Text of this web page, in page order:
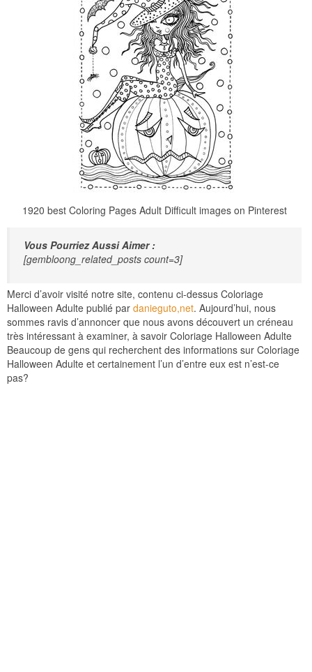
1920 best Coloring Pages Adult Difficult images on Pinterest
Vous Pourriez Aussi Aimer :
[gembloong_related_posts count=3]
Merci d’avoir visité notre site, contenu ci-dessus Coloriage
Halloween Adulte publié par danieguto,net. Aujourd’hui, nous
sommes ravis d’annoncer que nous avons découvert un créneau
très intéressant à examiner, à savoir Coloriage Halloween Adulte
Beaucoup de gens qui recherchent des informations sur Coloriage
Halloween Adulte et certainement l’un d’entre eux est n’est-ce
pas?